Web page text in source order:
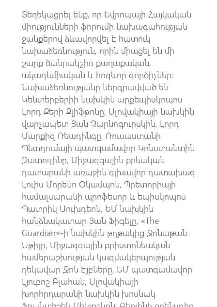
Տեղեկացրել ենք, որ Եվրոպայի Հայկական
միությունների ֆորումի նախագահության
ջանքերով ձևավորվել է հատուկ
նախաձեռնություն, որին միացել են մի
շարք ծանրակշիռ քաղաքական,
ակադեմիական և հոգևոր գործիչներ։
Նախաձեռնությանը ներգրավված են
Կենտերբերիի նախկին արքեպիսկոպոս
Լորդ Քերի Քլիֆթոնը, Սլովակիայի նախկին
վարչապետ Յան Չարնոգուրսկին, Լորդ
Մարքիզ Ռեադինգը, Ռուսաստանի
Պետդումայի պատգամավոր Կոնստանտին
Զատուլինը, Միջազգային քրեական
դատարանի առաջին գլխավոր դատախազ
Լուիս Մորենո Օկամպոն, Պրետորիայի
համալսարանի պրոֆեսոր և եպիսկոպոս
Պատրիկ Սուխդեոն, ԵՄ նախկին
հանձնակատար Յան Ֆիգելը, «The
Guardian»-ի նախկին թղթակից Ջոնաթան
Սթիլը, Միջազգային քրիստոնեական
համերաշխության կազմակերպության
ղեկավար Ջոն Էյբները, ԵՄ պատգամավոր
Լյուբոշ Բլահան, Սլովակիայի
խորհրդարանի նախկին խոսնակ